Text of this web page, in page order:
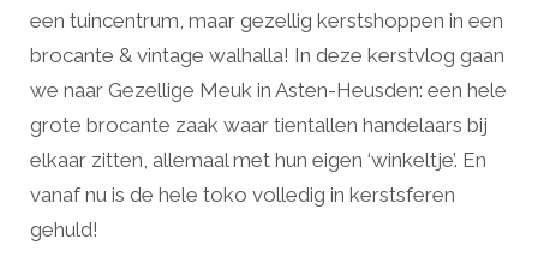
een tuincentrum, maar gezellig kerstshoppen in een
brocante & vintage walhalla! In deze kerstvlog gaan
we naar Gezellige Meuk in Asten-Heusden: een hele
grote brocante zaak waar tientallen handelaars bij
elkaar zitten, allemaal met hun eigen ‘winkeltje’. En
vanaf nu is de hele toko volledig in kerstsferen
gehuld!